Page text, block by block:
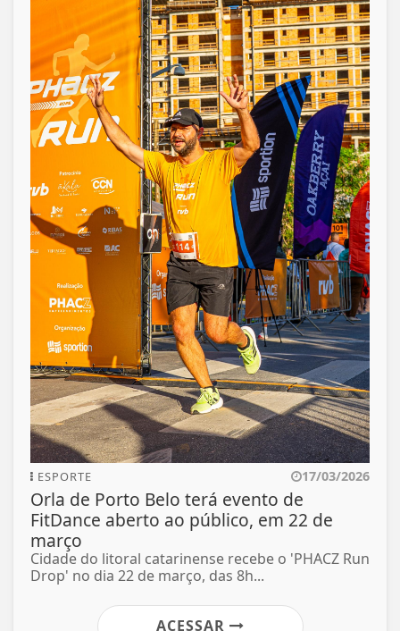
ESPORTE 17/03/2026
Orla de Porto Belo terá evento de
FitDance aberto ao público, em 22 de
março
Cidade do litoral catarinense recebe o 'PHACZ Run
Drop' no dia 22 de março, das 8h...
ACESSAR